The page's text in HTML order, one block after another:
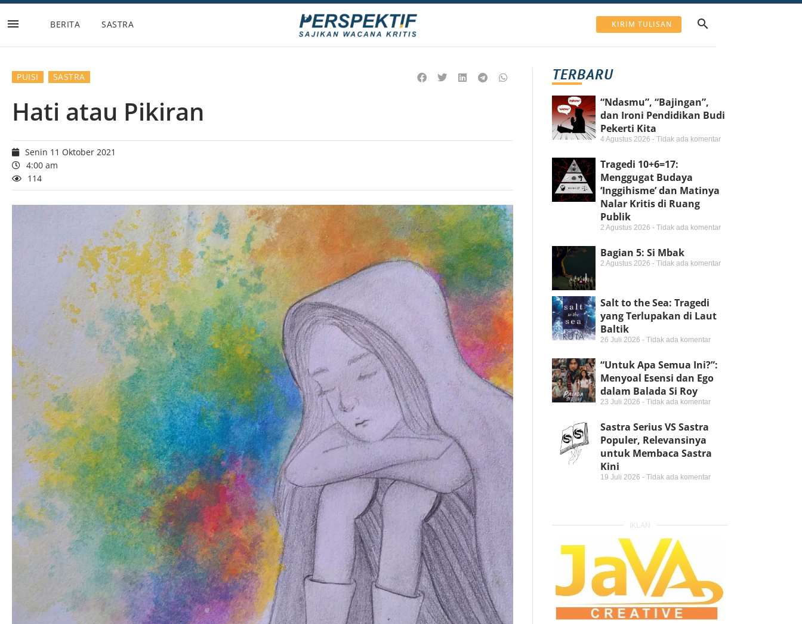
ke
BERITA SASTRA KIRIM TULISAN
PUISI SASTRA
Hati atau Pikiran
Senin 11 Oktober 2021
4:00 am
114
TERBARU
“Ndasmu”, “Bajingan”,
dan Ironi Pendidikan Budi
Pekerti Kita
4 Agustus 2026 Tidak ada komentar
Tragedi 10+6=17:
Menggugat Budaya
‘Inggihisme’ dan Matinya
Nalar Kritis di Ruang
Publik
2 Agustus 2026 Tidak ada komentar
Bagian 5: Si Mbak
2 Agustus 2026 Tidak ada komentar
Salt to the Sea: Tragedi
yang Terlupakan di Laut
Baltik
26 Juli 2026 Tidak ada komentar
“Untuk Apa Semua Ini?”:
Menyoal Esensi dan Ego
dalam Balada Si Roy
23 Juli 2026 Tidak ada komentar
Sastra Serius VS Sastra
Populer, Relevansinya
untuk Membaca Sastra
Kini
19 Juli 2026 Tidak ada komentar
IKLAN